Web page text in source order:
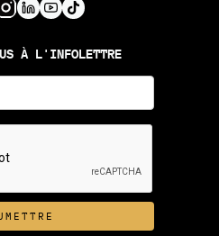
À L'INFOLETTRE